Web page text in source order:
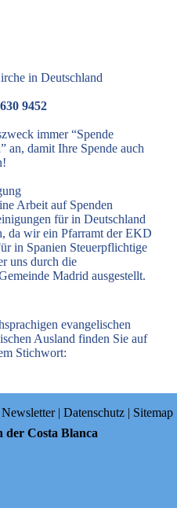
in Deutschland
9452
immer “Spende
an, damit Ihre Spende auch
Arbeit auf Spenden
für in Deutschland
da wir ein Pfarramt der EKD
in Spanien Steuerpflichtige
uns durch die
Madrid ausgestellt.
evangelischen
Ausland finden Sie auf
Stichwort:
Newsletter| Datenschutz | Sitemap
der Costa Blanca